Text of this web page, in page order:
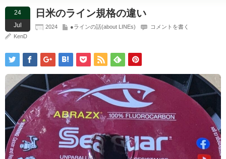
24
Jul
日米のライン規格の違い
2024 ●ラインの話(about LINEs)
コメントを書く
KenD